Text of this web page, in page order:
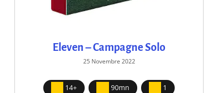
Eleven – Campagne Solo
25 Novembre 2022
14+ 90mn 1